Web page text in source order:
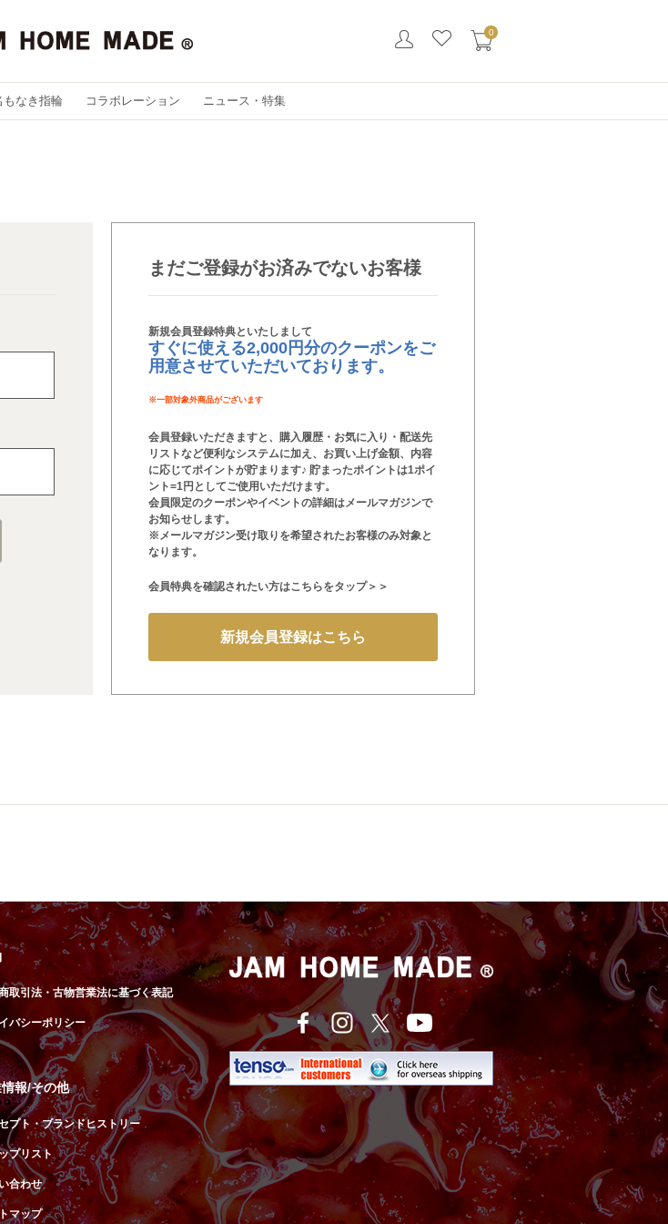
0
もなき指輪 コラボレーション ニュース・特集
まだご登録がお済みでないお客様
新規会員登録特典といたしまして
すぐに使える2,000円分のクーポンをご
用意させていただいております。
※一部対象外商品がございます
会員登録いただきますと、購入履歴・お気に入り・配送先
リストなど便利なシステムに加え、お買い上げ金額、内容
に応じてポイントが貯まります♪ 貯まったポイントは1ポイ
ント=1円としてご使用いただけます。
会員限定のクーポンやイベントの詳細はメールマガジンで
お知らせします。
※メールマガジン受け取りを希望されたお客様のみ対象と
なります。
会員特典を確認されたい方はこちらをタップ＞＞
新規会員登録はこちら
取引法・古物営業法に基づく表記
バシーポリシー
報/その他
プト・ブランドヒストリー
プリスト
合わせ
マップ